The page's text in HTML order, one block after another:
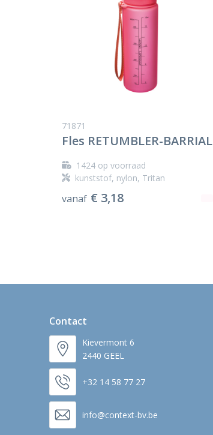
71871
Fles RETUMBLER-BARRIAL
1424op voorraad
kunststof, nylon, Tritan
vanaf € 3,18
Contact
Kievermont 6
2440 GEEL
+32 14 58 77 27
info@context-bv.be